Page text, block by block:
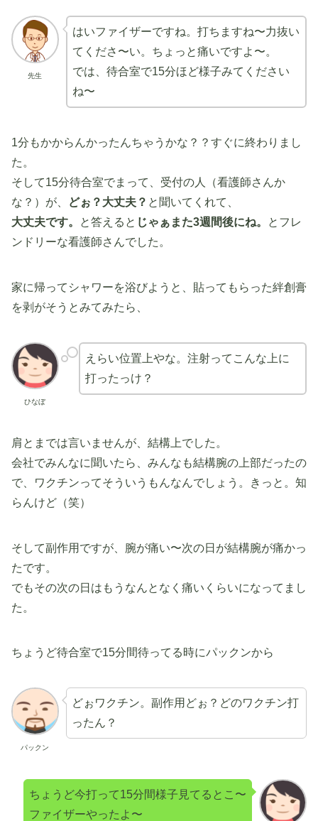
先生
はいファイザーですね。打ちますね〜力抜い
てくださ〜い。ちょっと痛いですよ〜。
では、待合室で15分ほど様子みてください
ね〜
1分もかからんかったんちゃうかな？？すぐに終わりまし
た。
そして15分待合室でまって、受付の人（看護師さんか
な？）が、
どぉ？大丈夫？ と聞いてくれて、
大丈夫です。
と答えると じゃぁまた3週間後にね。
とフレ
ンドリーな看護師さんでした。
家に帰ってシャワーを浴びようと、貼ってもらった絆創膏
を剥がそうとみてみたら、
ひなぼ
えらい位置上やな。注射ってこんな上に
打ったっけ？
肩とまでは言いませんが、結構上でした。
会社でみんなに聞いたら、みんなも結構腕の上部だったの
で、ワクチンってそういうもんなんでしょう。きっと。知
らんけど（笑）
そして副作用ですが、腕が痛い〜次の日が結構腕が痛かっ
たです。
でもその次の日はもうなんとなく痛いくらいになってまし
た。
ちょうど待合室で15分間待ってる時にパックンから
パックン
どぉワクチン。副作用どぉ？どのワクチン打
ったん？
ちょうど今打って15分間様子見てるとこ〜
ファイザーやったよ〜